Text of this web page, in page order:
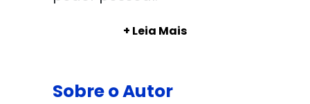
+ Leia Mais
Sobre o Autor